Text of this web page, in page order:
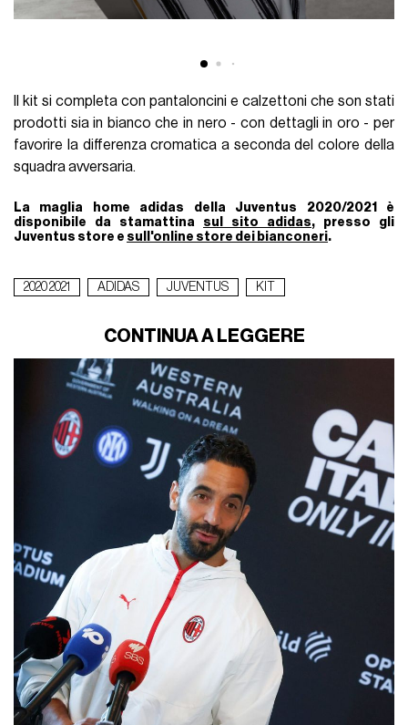
Il kit si completa con pantaloncini e calzettoni che son stati
prodotti sia in bianco che in nero - con dettagli in oro - per
favorire la differenza cromatica a seconda del colore della
squadra avversaria.
La maglia home adidas della Juventus 2020/2021 è
disponibile da stamattina sul sito adidas, presso gli
Juventus store e sull'online store dei bianconeri.
2020 2021 ADIDAS JUVENTUS KIT
CONTINUA A LEGGERE